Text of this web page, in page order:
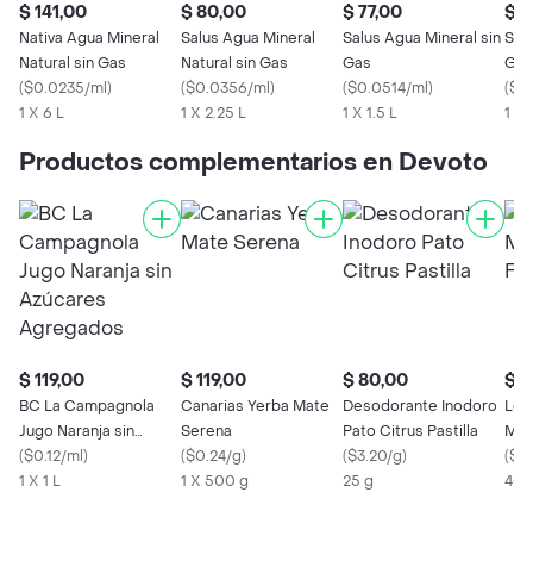
$ 141,00
Nativa Agua Mineral
Natural sin Gas
($0.0235/ml)
1 X 6 L
$ 80,00
Salus Agua Mineral
Natural sin Gas
($0.0356/ml)
1 X 2.25 L
$ 77,00
Salus Agua Mineral sin
Gas
($0.0514/ml)
1 X 1.5 L
$
Gas
(
1 X
Productos complementarios en Devoto
$ 119,00
BC La Campagnola
Jugo Naranja sin
Azúcares Agregados
($0.12/ml)
1 X 1 L
$ 119,00
Canarias Yerba Mate
Serena
($0.24/g)
1 X 500 g
$ 80,00
Desodorante Inodoro
Pato Citrus Pastilla
($3.20/g)
25 g
$
(